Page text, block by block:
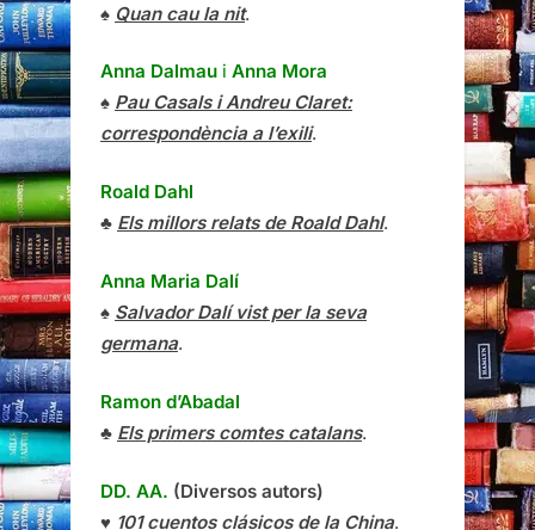
♠ Quan cau la nit.
Anna Dalmau i Anna Mora
♠ Pau Casals i Andreu Claret:
correspondència a l’exili.
Roald Dahl
♣ Els millors relats de Roald Dahl.
Anna Maria Dalí
♠ Salvador Dalí vist per la seva
germana.
Ramon d’Abadal
♣ Els primers comtes catalans.
DD. AA. (Diversos autors)
♥ 101 cuentos clásicos de la China.